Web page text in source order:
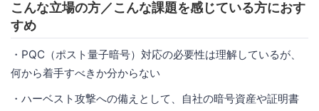
こんな立場の方／こんな課題を感じている方におす
すめ
・PQC（ポスト量子暗号）対応の必要性は理解しているが、
何から着手すべきか分からない
・ハーベスト攻撃への備えとして、自社の暗号資産や証明書